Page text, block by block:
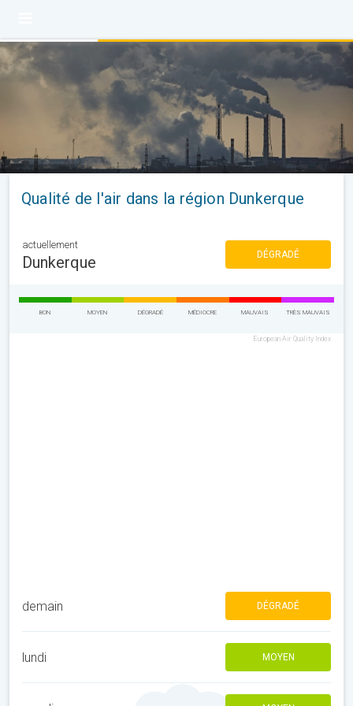
Qualité de l'air dans la région Dunkerque
actuellement
Dunkerque DÉGRADÉ
BON MOYEN DÉGRADÉ MÉDIOCRE MAUVAIS TRÈS MAUVAIS
European Air Quality Index
demain DÉGRADÉ
lundi MOYEN